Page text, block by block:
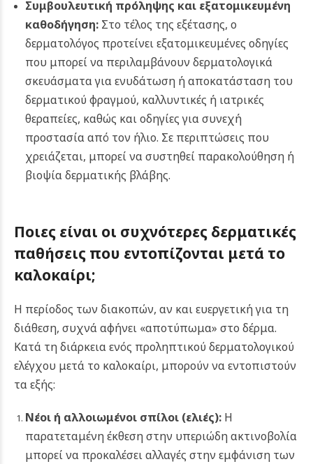
Συμβουλευτική πρόληψης και εξατομικευμένη
καθοδήγηση:Στο τέλος της εξέτασης, ο
δερματολόγος προτείνει εξατομικευμένες οδηγίες
που μπορεί να περιλαμβάνουν δερματολογικά
σκευάσματα για ενυδάτωση ή αποκατάσταση του
δερματικού φραγμού, καλλυντικές ή ιατρικές
θεραπείες, καθώς και οδηγίες για συνεχή
προστασία από τον ήλιο. Σε περιπτώσεις που
χρειάζεται, μπορεί να συστηθεί παρακολούθηση ή
βιοψία δερματικής βλάβης.
Ποιες είναι οι συχνότερες δερματικές
παθήσεις που εντοπίζονται μετά το
καλοκαίρι;
Η περίοδος των διακοπών, αν και ευεργετική για τη
διάθεση, συχνά αφήνει «αποτύπωμα» στο δέρμα.
Κατά τη διάρκεια ενός προληπτικού δερματολογικού
ελέγχου μετά το καλοκαίρι, μπορούν να εντοπιστούν
τα εξής:
Νέοι ή αλλοιωμένοι σπίλοι (ελιές): Η
παρατεταμένη έκθεση στην υπεριώδη ακτινοβολία
μπορεί να προκαλέσει αλλαγές στην εμφάνιση των